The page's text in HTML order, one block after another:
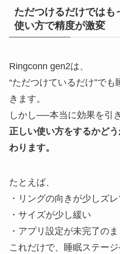
ただつけるだけではも
使い方で精度が激変
Ringconn gen2は、
“ただつけているだけ”で
きます。
しかし──本当に効果を引
正しい使い方をするかど
わります。
たとえば、
・リングの向きが少しズ
・サイズが少し緩い
・アプリ設定が未完了のま
これだけで、睡眠ステー